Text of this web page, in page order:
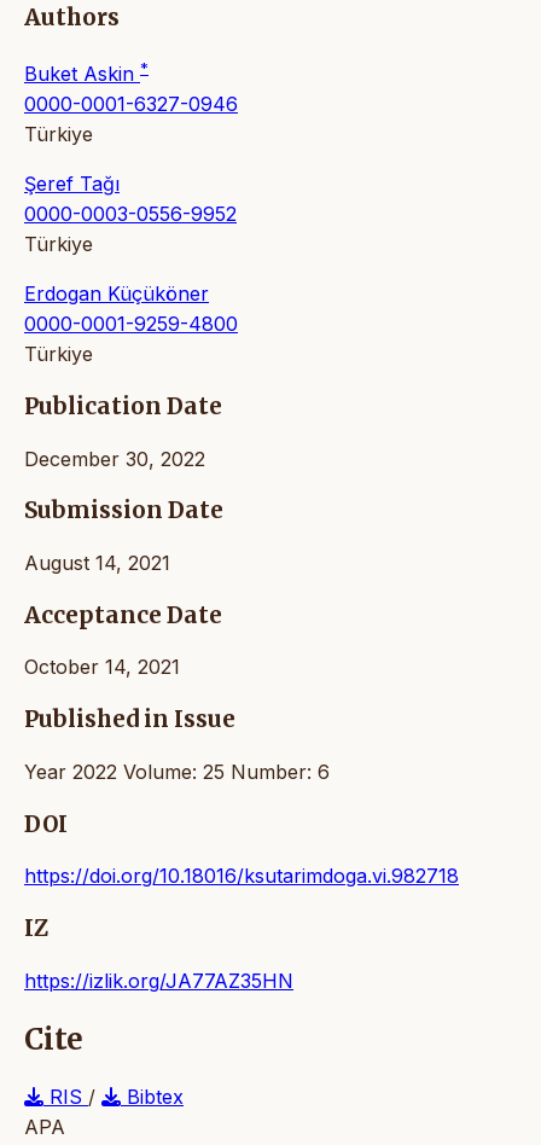
Authors
Buket Askin *
0000-0001-6327-0946
Türkiye
Şeref Tağı
0000-0003-0556-9952
Türkiye
Erdogan Küçüköner
0000-0001-9259-4800
Türkiye
Publication Date
December 30, 2022
Submission Date
August 14, 2021
Acceptance Date
October 14, 2021
Published in Issue
Year 2022 Volume: 25 Number: 6
DOI
https://doi.org/10.18016/ksutarimdoga.vi.982718
IZ
https://izlik.org/JA77AZ35HN
Cite
RIS /
Bibtex
APA